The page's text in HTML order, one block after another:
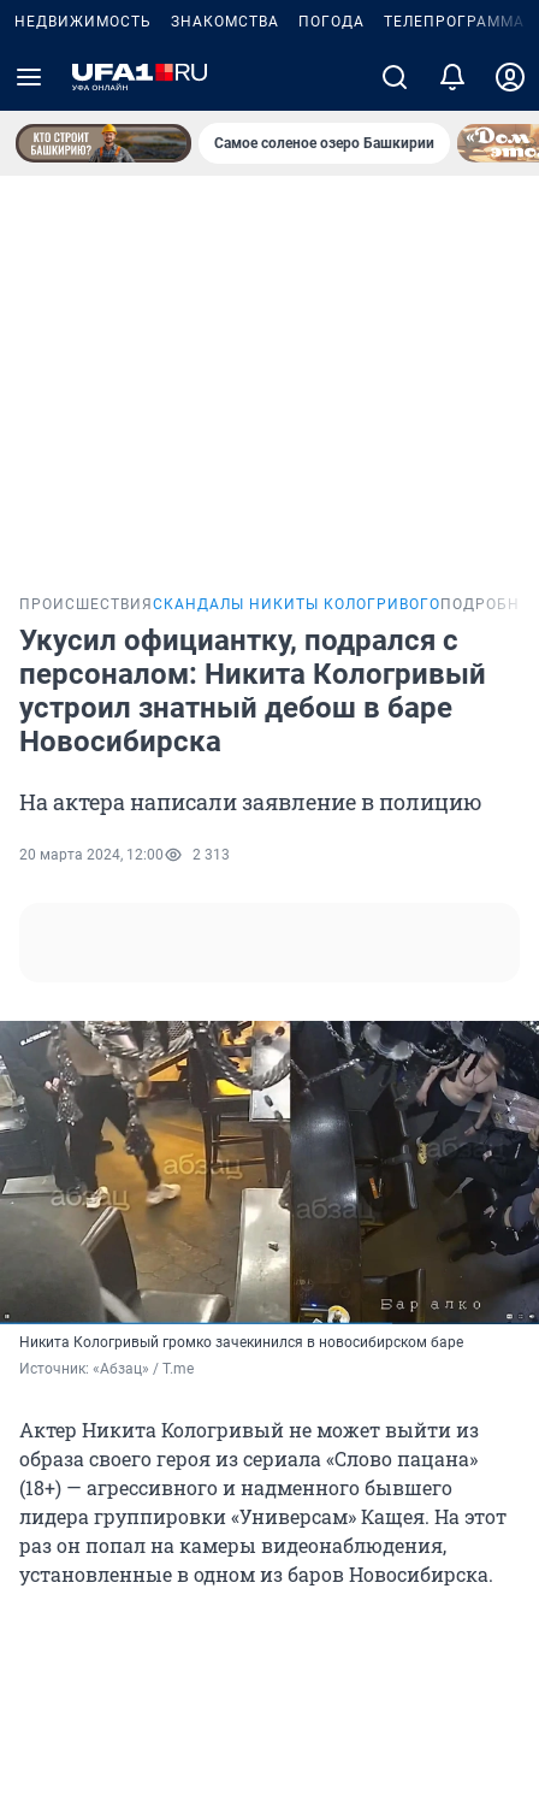
НЕДВИЖИМОСТЬ ЗНАКОМСТВА ПОГОДА ТЕЛЕПРОГРАММА
Самое соленое озеро Башкирии
ПРОИСШЕСТВИЯ СКАНДАЛЫ НИКИТЫ КОЛОГРИВОГО
Укусил официантку, подрался с
персоналом: Никита Кологривый
устроил знатный дебош в баре
Новосибирска
На актера написали заявление в полицию
20 марта 2024, 12:00 2 313
Никита Кологривый громко зачекинился в новосибирском баре
Источник: «Абзац» / T.me
Актер Никита Кологривый не может выйти из
образа своего героя из сериала «Слово пацана»
(18+) — агрессивного и надменного бывшего
лидера группировки «Универсам» Кащея. На этот
раз он попал на камеры видеонаблюдения,
установленные в одном из баров Новосибирска.